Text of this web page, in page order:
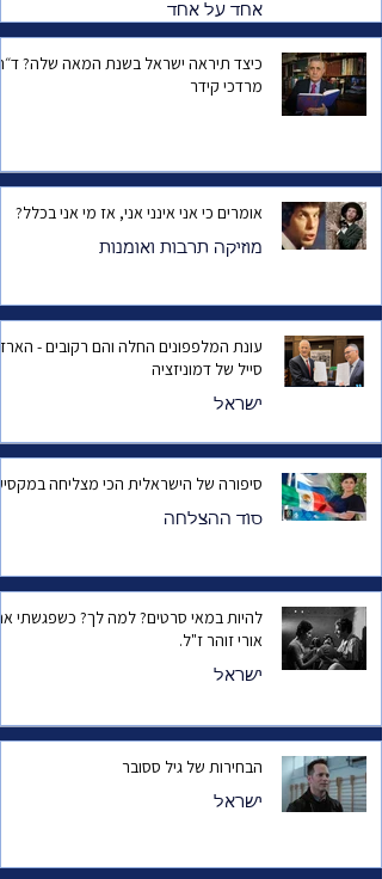
אחד על אחד
כיצד תיראה ישראל בשנת המאה
מרדכי קידר
אומרים כי אני אינני אני, אז מי אני בכלל?
מוזיקה תרבות ואומנות
עונת המלפפונים החלה והם רקובים -
סייל של דמוניזציה
ישראל
סיפורה של הישראלית הכי מצליחה
סוד ההצלחה
להיות במאי סרטים? למה לך? כשפגשתי
אורי זוהר ז"ל.
ישראל
הבחירות של גיל ססובר
ישראל